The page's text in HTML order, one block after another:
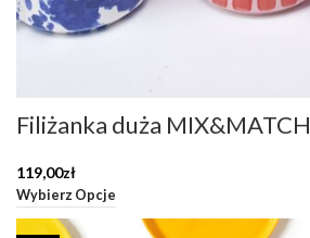
Filiżanka duża MIX&MATCH
119,00zł
Wybierz Opcje